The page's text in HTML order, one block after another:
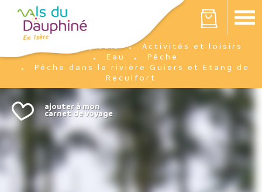
Votre panier est vide
J'y suis
Activités et loisirs
Eau
Pêche
Pêche dans la rivière Guiers et Etang de
Reculfort
Panneau de gestion des cookies